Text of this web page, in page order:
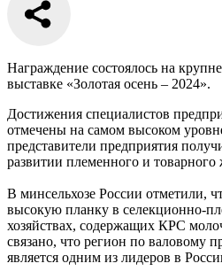
Награждение состоялось на
выставке «Золотая осень – 2024».
Достижения специалистов
отмечены на самом высоком
представители предприятия
развитии племенного и товарного
В минсельхозе России отметили,
высокую планку в селекционно-
хозяйствах, содержащих КРС
связано, что регион по валовому
является одним из лидеров в